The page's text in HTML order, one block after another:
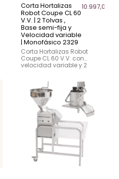
Corta Hortalizas
Robot Coupe CL 60
V.V. | 2 Tolvas ,
Base semi-fija y
Velocidad variable
| Monofásico 2329
10.997,00 €
Corta Hortalizas Robot
Coupe CL 60 V.V. con
velocidad variable y 2
semi-fija. Ideal para
cocinas industriales.